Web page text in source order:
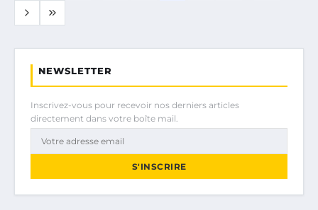
NEWSLETTER
Inscrivez-vous pour recevoir nos derniers articles
directement dans votre boîte mail.
S'INSCRIRE